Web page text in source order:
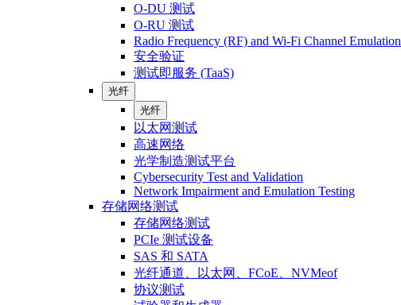
O-DU 测试
O-RU 测试
Radio Frequency (RF) and Wi-Fi Channel Emulation
安全验证
测试即服务 (TaaS)
光纤
光纤
以太网测试
高速网络
光学制造测试平台
Cybersecurity Test and Validation
Network Impairment and Emulation Testing
存储网络测试
存储网络测试
PCIe 测试设备
SAS 和 SATA
光纤通道、以太网、FCoE、NVMeof
协议测试